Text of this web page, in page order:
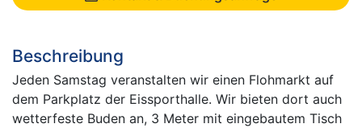
Beschreibung
Jeden Samstag veranstalten wir einen Flohmarkt auf
dem Parkplatz der Eissporthalle. Wir bieten dort auch
wetterfeste Buden an, 3 Meter mit eingebautem Tisch